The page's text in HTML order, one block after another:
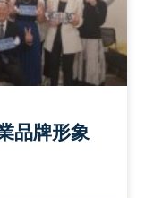
品牌形象